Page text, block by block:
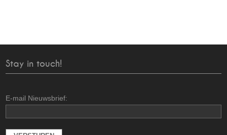
Stay in touch!
E-mail Nieuwsbrief: